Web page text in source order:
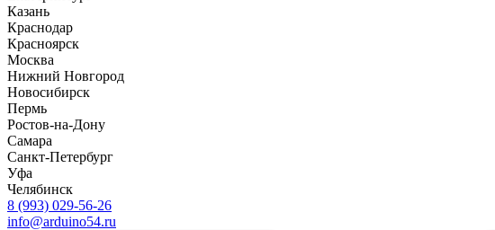
Казань
Краснодар
Красноярск
Москва
Нижний Новгород
Новосибирск
Пермь
Ростов-на-Дону
Самара
Санкт-Петербург
Уфа
Челябинск
8 (993) 029-56-26
info@arduino54.ru